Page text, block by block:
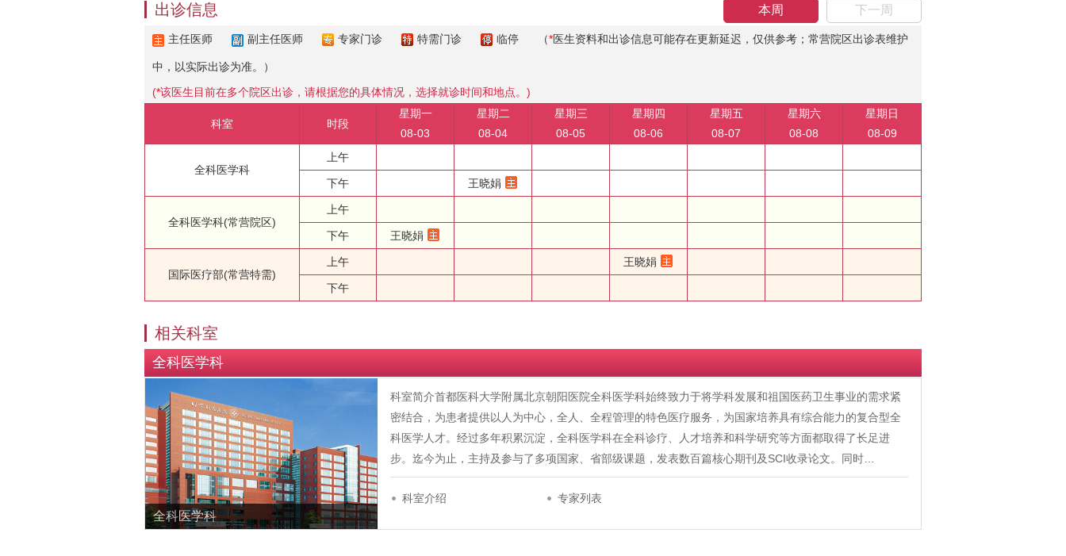
本周 下一周
出诊信息
主任医师 副主任医师 专家门诊 特需门诊 临停 （*医生资料和出诊信息可能存在更新延迟，仅供参考；常营院区出诊表维护
中，以实际出诊为准。）
(*该医生目前在多个院区出诊，请根据您的具体情况，选择就诊时间和地点。)
科室 时段
星期一
08-03
星期二
08-04
星期三
08-05
星期四
08-06
星期五
08-07
星期六
08-08
星期日
08-09
全科医学科
上午
下午 王晓娟
全科医学科(常营院区)
上午
下午 王晓娟
国际医疗部(常营特需)
上午 王晓娟
下午
相关科室
全科医学科
全科医学科
科室简介首都医科大学附属北京朝阳医院全科医学科始终致力于将学科发展和祖国医药卫生事业的需求紧
密结合，为患者提供以人为中心，全人、全程管理的特色医疗服务，为国家培养具有综合能力的复合型全
科医学人才。经过多年积累沉淀，全科医学科在全科诊疗、人才培养和科学研究等方面都取得了长足进
步。迄今为止，主持及参与了多项国家、省部级课题，发表数百篇核心期刊及SCI收录论文。同时…
科室介绍 专家列表